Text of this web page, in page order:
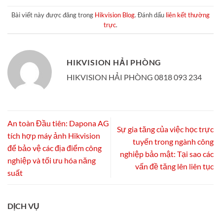
Bài viết này được đăng trong Hikvision Blog. Đánh dấu liên kết thường
trực.
HIKVISION HẢI PHÒNG
HIKVISION HẢI PHÒNG 0818 093 234
An toàn Đầu tiên: Dapona AG
tích hợp máy ảnh Hikvision
để bảo vệ các địa điểm công
nghiệp và tối ưu hóa năng
suất
Sự gia tăng của việc học trực
tuyến trong ngành công
nghiệp bảo mật: Tại sao các
vấn đề tăng lên liên tục
DỊCH VỤ